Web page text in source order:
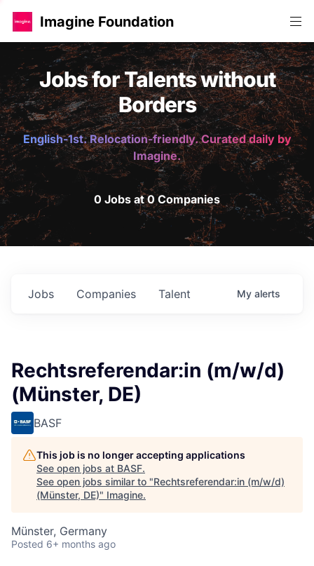
Imagine Foundation
Jobs for Talents without
Borders
English-1st. Relocation-friendly. Curated daily by
Imagine.
0 Jobs at 0 Companies
Jobs Companies Talent My alerts
Rechtsreferendar:in (m/w/d)
(Münster, DE)
BASF
This job is no longer accepting applications
See open jobs at BASF.
See open jobs similar to "Rechtsreferendar:in (m/w/d)
(Münster, DE)" Imagine.
Münster, Germany
Posted 6+ months ago